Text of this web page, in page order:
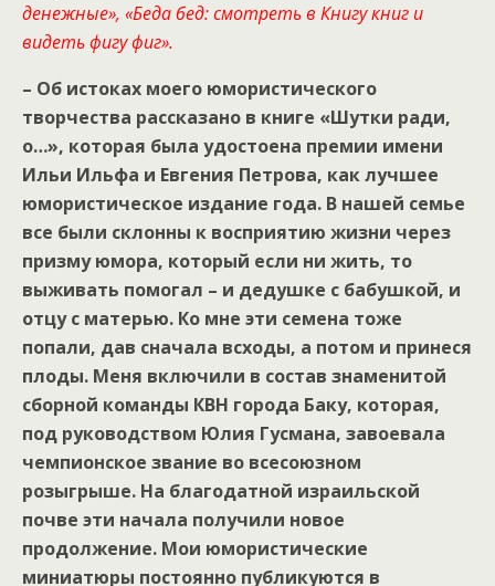
денежные», «Беда бед: смотреть в Книгу книг и
видеть фигу фиг».
– Об истоках моего юмористического
творчества рассказано в книге «Шутки ради,
о…», которая была удостоена премии имени
Ильи Ильфа и Евгения Петрова, как лучшее
юмористическое издание года. В нашей семье
все были склонны к восприятию жизни через
призму юмора, который если ни жить, то
выживать помогал – и дедушке с бабушкой, и
отцу с матерью. Ко мне эти семена тоже
попали, дав сначала всходы, а потом и принеся
плоды. Меня включили в состав знаменитой
сборной команды КВН города Баку, которая,
под руководством Юлия Гусмана, завоевала
чемпионское звание во всесоюзном
розыгрыше. На благодатной израильской
почве эти начала получили новое
продолжение. Мои юмористические
миниатюры постоянно публикуются в